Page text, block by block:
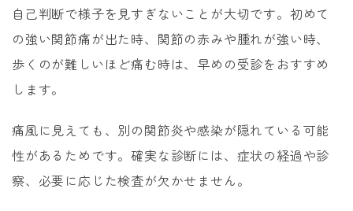
自己判断で様子を見すぎないことが大切です。初めて
の強い関節痛が出た時、関節の赤みや腫れが強い時、
歩くのが難しいほど痛む時は、早めの受診をおすすめ
します。
痛風に見えても、別の関節炎や感染が隠れている可能
性があるためです。確実な診断には、症状の経過や診
察、必要に応じた検査が欠かせません。